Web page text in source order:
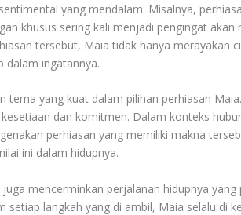
yang mendalam. Misalnya,
khusus sering kali menjadi pengingat
tersebut, Maia tidak hanya merayakan
dalam ingatannya.
tema yang kuat dalam pilihan perhiasan
dan komitmen. Dalam konteks
perhiasan yang memiliki makna
ini dalam hidupnya.
mencerminkan perjalanan hidupnya
setiap langkah yang di ambil, Maia selalu di